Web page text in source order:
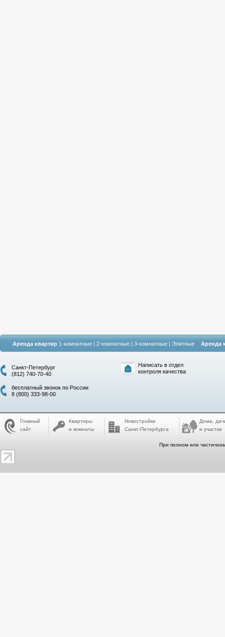
Аренда квартир 1-комнатные | 2-комнатные | 3-комнатные | Элитные Аренда
Санкт-Петербург
(812) 740-70-40
бесплатный звонок по России
8 (800) 333-98-00
Написать в отдел
контроля качества
Главный
сайт
Квартиры
и комнаты
Новостройки
Санкт-Петербурга
Дома,
и участки
При полном или